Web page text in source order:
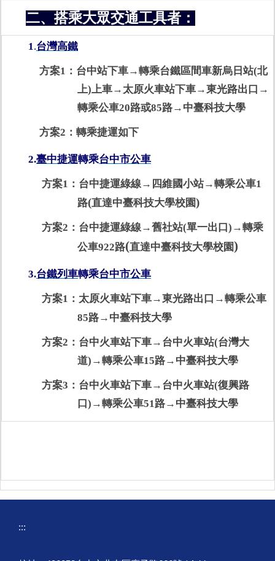
二、搭乘大眾交通工具者：
1 .台灣高鐵
方案1：台中站下車→轉乘台鐵區間車新烏日站(北
上)上車→太原火車站下車→東光路出口→
轉乘公車20路或85路→中臺科技大學
方案2：轉乘捷運如下
2.臺中捷運轉乘台中市公車
方案1：台中捷運綠線→四維國小站→轉乘公車1
路(直達中臺科技大學校園)
方案2：台中捷運綠線→舊社站(單一出口)→轉乘
公車922路(直達中臺科技大學校園)
3.台鐵列車轉乘台中市公車
方案1：太原火車站下車→東光路出口→轉乘公車
85路→中臺科技大學
方案2：台中火車站下車→台中火車站(台灣大
道)→轉乘公車15路→中臺科技大學
方案3：台中火車站下車→台中火車站(復興路
口)→轉乘公車51路→中臺科技大學
:::